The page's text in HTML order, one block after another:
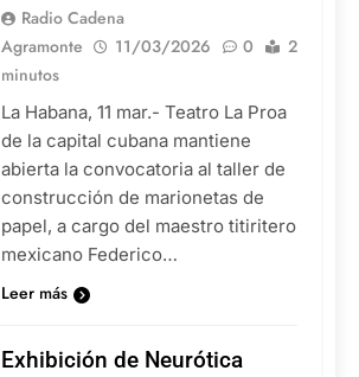
Radio Cadena
Agramonte
11/03/2026 0
2
minutos
La Habana, 11 mar.- Teatro La Proa
de la capital cubana mantiene
abierta la convocatoria al taller de
construcción de marionetas de
papel, a cargo del maestro titiritero
mexicano Federico…
Leer más
Exhibición de Neurótica